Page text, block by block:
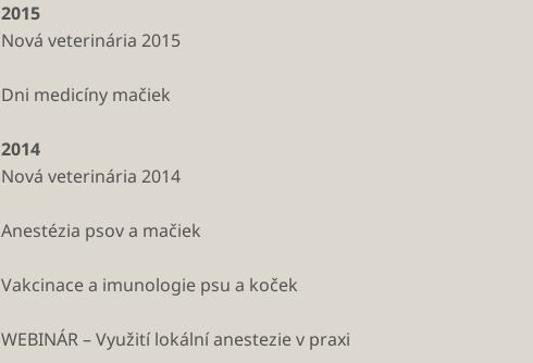
2015
Nová veterinária 2015
Dni medicíny mačiek
2014
Nová veterinária 2014
Anestézia psov a mačiek
Vakcinace a imunologie psu a koček
WEBINÁR – Využití lokální anestezie v praxi